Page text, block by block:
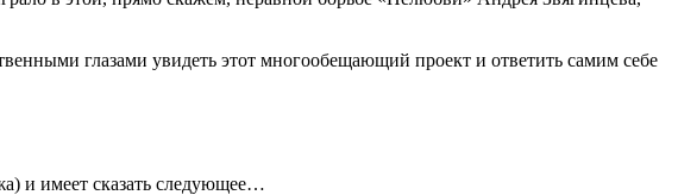
глазами увидеть этот многообещающий проект и ответить самим себе
и имеет сказать следующее…